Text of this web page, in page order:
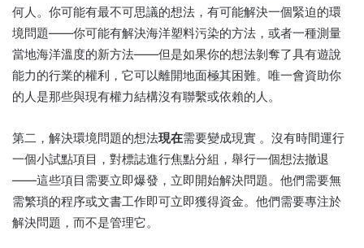
何人。 你可能有最不可思議的想法，有可能解決一個緊迫的環
境問題——你可能有解決海洋塑料污染的方法，或者一種測量
當地海洋溫度的新方法——但是如果你的想法剝奪了具有遊說
能力的行業的權利，它可以離開地面極其困難。 唯一會資助你
的人是那些與現有權力結構沒有聯繫或依賴的人。
第二，解決環境問題的想法現在需要變成現實 。 沒有時間運行
一個小試點項目，對標誌進行焦點分組，舉行一個想法撤退
——這些項目需要立即爆發，立即開始解決問題。 他們需要無
需繁瑣的程序或文書工作即可立即獲得資金。 他們需要專注於
解決問題，而不是管理它。